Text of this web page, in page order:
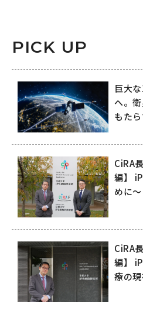
PICK UP
巨大
へ。
もた
CiRA
編】
めに
CiRA
編】
療の